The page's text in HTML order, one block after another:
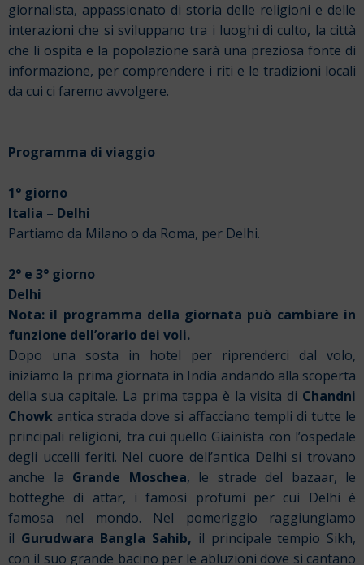
giornalista, appassionato di storia delle religioni e delle
interazioni che si sviluppano tra i luoghi di culto, la città
che li ospita e la popolazione sarà una preziosa fonte di
informazione, per comprendere i riti e le tradizioni locali
da cui ci faremo avvolgere.
Programma di viaggio
1° giorno
Italia – Delhi
Partiamo da Milano o da Roma, per Delhi.
2° e 3° giorno
Delhi
Nota: il programma della giornata può cambiare in
funzione dell’orario dei voli.
Dopo una sosta in hotel per riprenderci dal volo,
iniziamo la prima giornata in India andando alla scoperta
della sua capitale. La prima tappa è la visita di Chandni
Chowk antica strada dove si affacciano templi di tutte le
principali religioni, tra cui quello Giainista con l’ospedale
degli uccelli feriti. Nel cuore dell’antica Delhi si trovano
anche la Grande Moschea, le strade del bazaar, le
botteghe di attar, i famosi profumi per cui Delhi è
famosa nel mondo. Nel pomeriggio raggiungiamo
il Gurudwara Bangla Sahib, il principale tempio Sikh,
con il suo grande bacino per le abluzioni dove si cantano